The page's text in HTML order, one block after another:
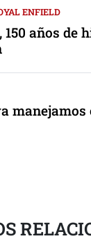
ENFIELD
150 años de